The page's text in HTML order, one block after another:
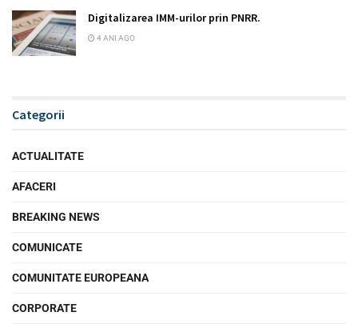
Digitalizarea IMM-urilor prin PNRR.
4 ANI AGO
Categorii
ACTUALITATE
AFACERI
BREAKING NEWS
COMUNICATE
COMUNITATE EUROPEANA
CORPORATE